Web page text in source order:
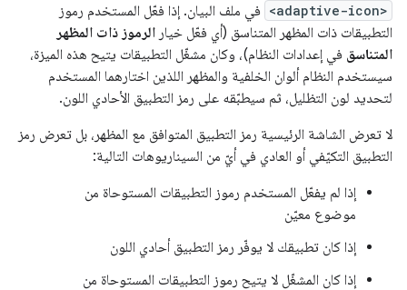
<adaptive-icon> في ملف البيان. إذا فعّل المستخدم رموز
التطبيقات ذات المظهر المتناسق (أي فعّل خيار الرموز ذات المظهر
المتناسق في إعدادات النظام)، وكان مشغّل التطبيقات يتيح هذه الميزة،
سيستخدم النظام ألوان الخلفية والمظهر اللذين اختارهما المستخدم
لتحديد لون التظليل، ثم سيطبّقه على رمز التطبيق الأحادي اللون.
لا تعرض الشاشة الرئيسية رمز التطبيق المتوافق مع المظهر، بل تعرض رمز
التطبيق التكيّفي أو العادي في أيّ من السيناريوهات التالية:
إذا لم يفعّل المستخدم رموز التطبيقات المستوحاة من
موضوع معيّن
إذا كان تطبيقك لا يوفّر رمز التطبيق أحادي اللون
إذا كان المشغّل لا يتيح رموز التطبيقات المستوحاة من